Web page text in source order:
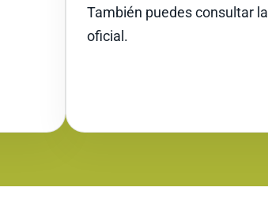
También puedes consultar la
oficial.